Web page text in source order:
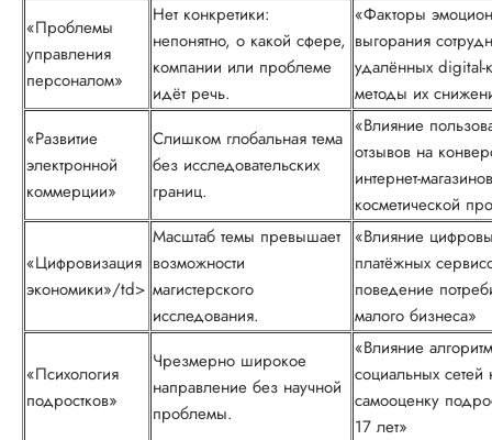
«Проблемы
управления
персоналом»
Нет конкретики:
непонятно, о какой сфере,
компании или проблеме
идёт речь.
«Факторы
выгорания
удалённых
методы их
«Развитие
электронной
коммерции»
Слишком глобальная тема
без исследовательских
границ.
«Влияние
отзывов на
интернет-магазинов
косметической
«Цифровизация
экономики»/td>
Масштаб темы превышает
возможности
магистерского
исследования.
«Влияние
платёжных
поведение
малого бизнеса»
«Психология
подростков»
Чрезмерно широкое
направление без научной
проблемы.
«Влияние
социальных сетей
самооценку
17 лет»